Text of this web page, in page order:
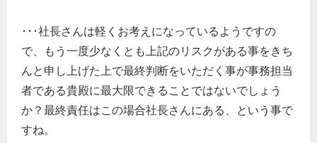
･･･社長さんは軽くお考えになっているようですの
で、もう一度少なくとも上記のリスクがある事をきち
んと申し上げた上で最終判断をいただく事が事務担当
者である貴殿に最大限できることではないでしょう
か？最終責任はこの場合社長さんにある、という事で
すね。